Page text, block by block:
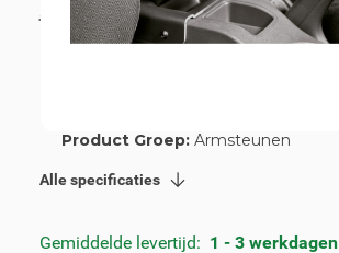
€ 109,00incl. BTW
Product Groep: Armsteunen
Alle specificaties
Gemiddelde levertijd: 1 - 3 werkdagen